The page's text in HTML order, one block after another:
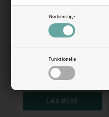
Nødvendige
Funktionelle
199,00
DKK
LÆS MERE